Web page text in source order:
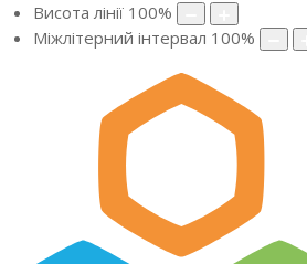
Висота лінії 100%
Міжлітерний інтервал 100%